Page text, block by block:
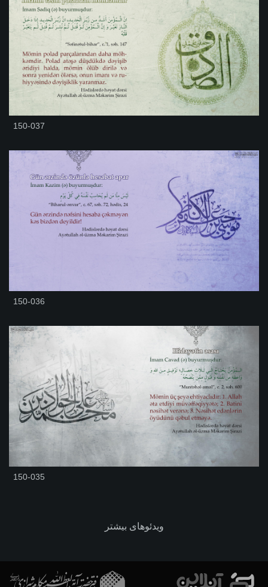
150-037
150-036
150-035
ویدئوهای بیشتر